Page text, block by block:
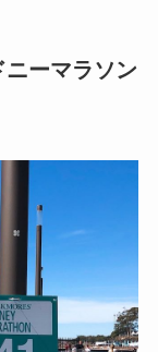
ーマラソン